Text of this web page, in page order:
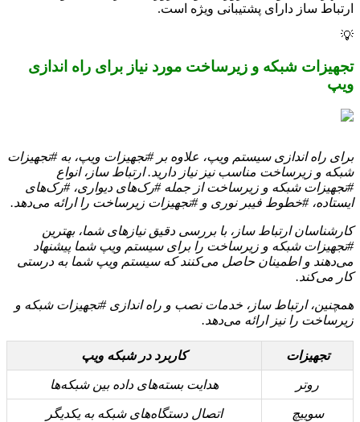
ارتباط ساز دارای پشتیبانی ویژه است.
💡
تجهیزات شبکه و زیرساخت مورد نیاز برای راه اندازی
ویپ
برای راه اندازی سیستم ویپ، علاوه بر #تجهیزات ویپ، به #تجهیزات
شبکه و زیرساخت مناسب نیز نیاز دارید. ارتباط ساز، انواع
#تجهیزات شبکه و زیرساخت از جمله #رک‌های دیواری، #رک‌های
ایستاده، #خطوط فیبر نوری و #تجهیزات زیرساخت را ارائه می‌دهد.
کارشناسان ارتباط ساز، با بررسی دقیق نیازهای شما، بهترین
#تجهیزات شبکه و زیرساخت را برای سیستم ویپ شما پیشنهاد
می‌دهند و اطمینان حاصل می‌کنند که سیستم ویپ شما به درستی
کار می‌کند.
همچنین، ارتباط ساز، خدمات نصب و راه اندازی #تجهیزات شبکه و
زیرساخت را نیز ارائه می‌دهد.
تجهیزات کاربرد در شبکه ویپ
روتر هدایت بسته‌های داده بین شبکه‌ها
سوییچ اتصال دستگاه‌های شبکه به یکدیگر